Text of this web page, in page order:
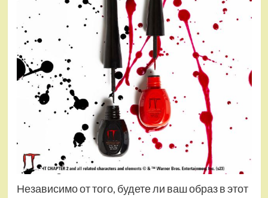
Независимо от того, будете ли ваш образ в этот